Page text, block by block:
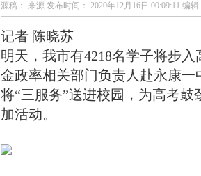
源稿： 来源 发布时间： 2020年12月16日 00:09:11 编辑
记者 陈晓苏
明天，我市有4218名学子将步
金政率相关部门负责人赴永康
将“三服务”送进校园，为高考
加活动。